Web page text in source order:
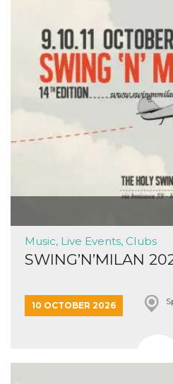
Music, Live Events, Clubs
SWING’N’MILAN
10 OCTOBER 2026